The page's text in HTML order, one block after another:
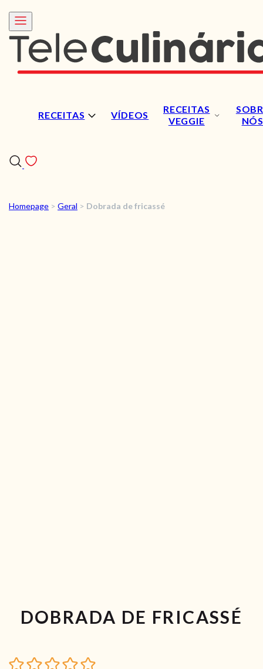
RECEITAS VÍDEOS
RECEITAS
VEGGIE
NÓS
RECEITAS
Homepage > Geral > Dobrada de fricassé
DOBRADA DE FRICASSÉ